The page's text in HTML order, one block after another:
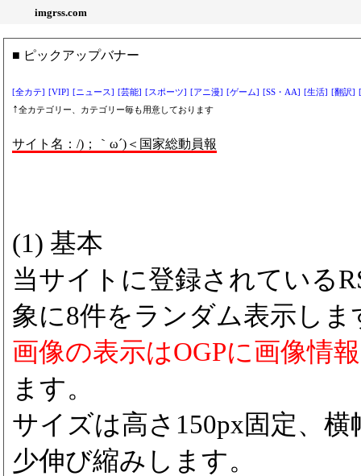
imgrss.com
■ ピックアップバナー
[全カテ] [VIP] [ニュース] [芸能] [スポーツ] [アニ漫] [ゲーム] [SS・AA] [生活] [翻訳]
↑全カテゴリー、カテゴリー毎も用意しております
サイト名：/)；｀ω´)＜国家総動員報
(1) 基本
当サイトに登録されている
象に8件をランダム表示しま
画像の表示はOGPに画像情
ます。
サイズは高さ150px固定、
少伸び縮みします。